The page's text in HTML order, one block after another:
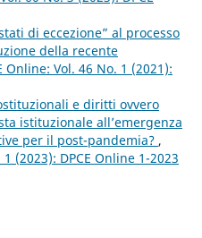
di eccezione” al processo
della recente
Online: Vol. 46 No. 1 (2021):
e diritti ovvero
istituzionale all’emergenza
per il post-pandemia? ,
(2023): DPCE Online 1-2023